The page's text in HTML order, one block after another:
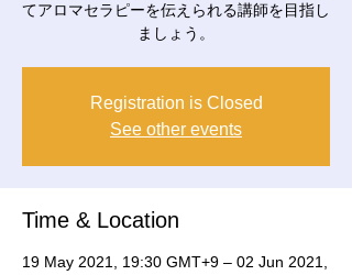
てアロマセラピーを伝えられる講師を目指し
Registration is Closed
See other events
Time & Location
19 May 2021, 19:30 GMT+9 – 02 Jun 2021,